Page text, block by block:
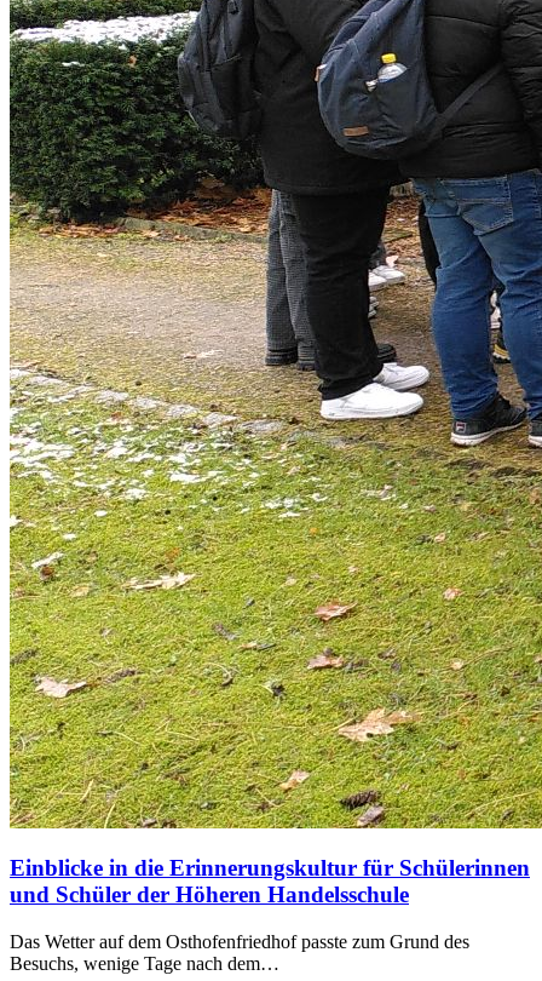
Einblicke in die Erinnerungskultur für Schülerinnen
und Schüler der Höheren Handelsschule
Das Wetter auf dem Osthofenfriedhof passte zum Grund des
Besuchs, wenige Tage nach dem…